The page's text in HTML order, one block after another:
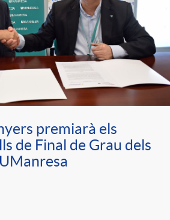
premiarà els
de Final de Grau dels